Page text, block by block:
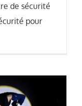
de sécurité
pour